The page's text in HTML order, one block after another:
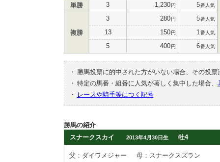
単勝 3 1,230円 5番人気
複勝
3 280円 5番人気
13 150円 1 番人気
5 400円 6番人気
・
勝馬投票に的中された方がいない場合、その投
・ 特定の馬番・組番に人気が著しく集中した場合、
・
レースや騎手等につく記号
勝馬の紹介
スナークスカイ
2013年4月30日生 牡4
父：ダイワメジャー
母：スナークスズラン